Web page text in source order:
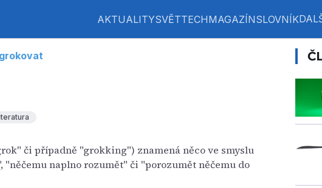
AKTUALITYSVĚTTECHMAGAZÍNSLOVNÍK
grokovat
či případně "grokking") znamená něco ve smyslu
"něčemu naplno rozumět" či "porozumět něčemu do